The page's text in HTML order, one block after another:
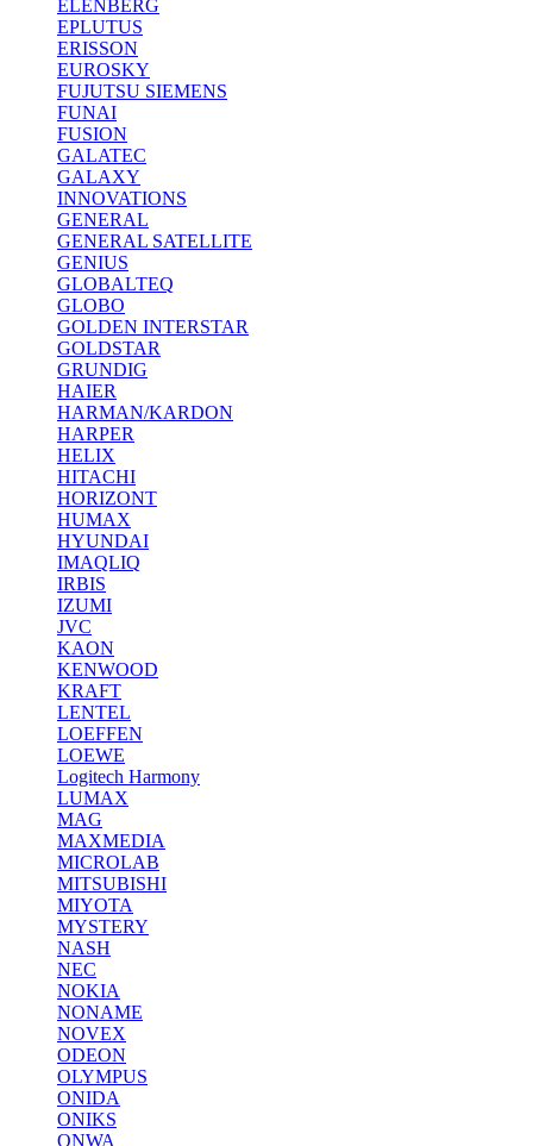
ELENBERG
EPLUTUS
ERISSON
EUROSKY
FUJUTSU SIEMENS
FUNAI
FUSION
GALATEC
GALAXY
INNOVATIONS
GENERAL
GENERAL SATELLITE
GENIUS
GLOBALTEQ
GLOBO
GOLDEN INTERSTAR
GOLDSTAR
GRUNDIG
HAIER
HARMAN/KARDON
HARPER
HELIX
HITACHI
HORIZONT
HUMAX
HYUNDAI
IMAQLIQ
IRBIS
IZUMI
JVC
KAON
KENWOOD
KRAFT
LENTEL
LOEFFEN
LOEWE
Logitech Harmony
LUMAX
MAG
MAXMEDIA
MICROLAB
MITSUBISHI
MIYOTA
MYSTERY
NASH
NEC
NOKIA
NONAME
NOVEX
ODEON
OLYMPUS
ONIDA
ONIKS
ONWA